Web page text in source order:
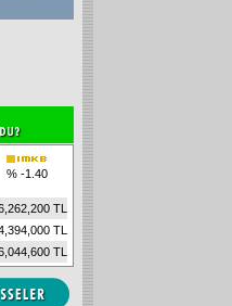
% -1.40
TL
TL
TL